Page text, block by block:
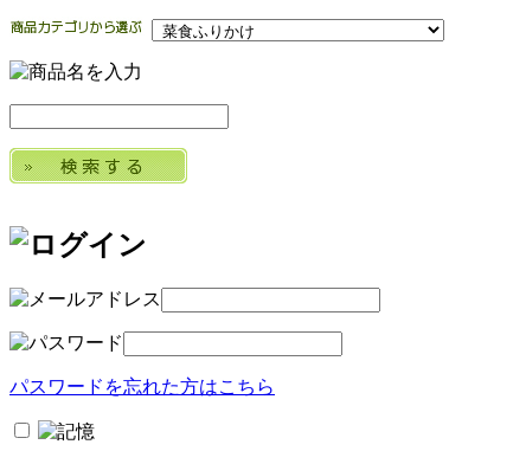
パスワードを忘れた方はこちら